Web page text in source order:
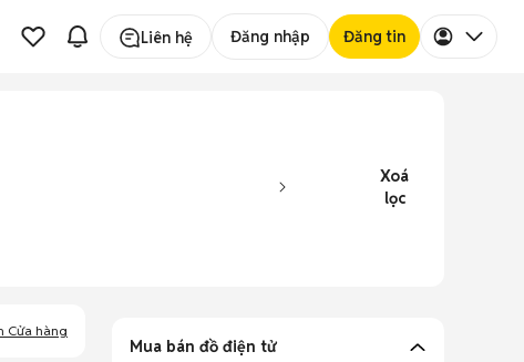
Liên hệ Đăng nhập Đăng tin
Xoá
lọc
Cửa hàng
Mua bán đồ điện tử